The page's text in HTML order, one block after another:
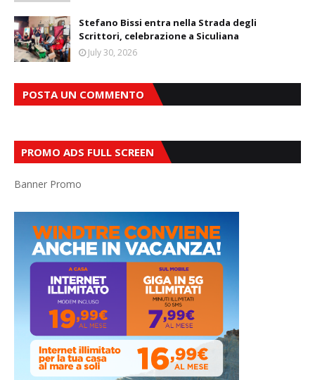
Stefano Bissi entra nella Strada degli
Scrittori, celebrazione a Siculiana
July 30, 2026
POSTA UN COMMENTO
PROMO ADS FULL SCREEN
Banner Promo